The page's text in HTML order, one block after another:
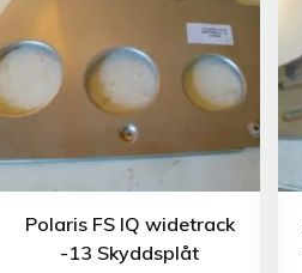
Polaris FS IQ widetrack
-13 Skyddsplåt